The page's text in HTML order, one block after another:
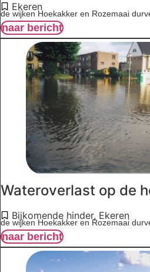
Ekeren
de wijken Hoekakker en Rozemaai
naar bericht
Wateroverlast op de
Bijkomende hinder, Ekeren
de wijken Hoekakker en Rozemaai
naar bericht